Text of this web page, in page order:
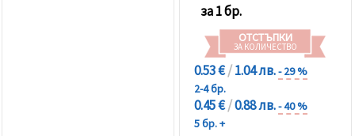
за 1 бр.
ОТСТЪПКИ
ЗА КОЛИЧЕСТВО
0.53 €/1.04 лв.- 29 %
2-4 бр.
0.45 €/0.88 лв.- 40 %
5 бр. +